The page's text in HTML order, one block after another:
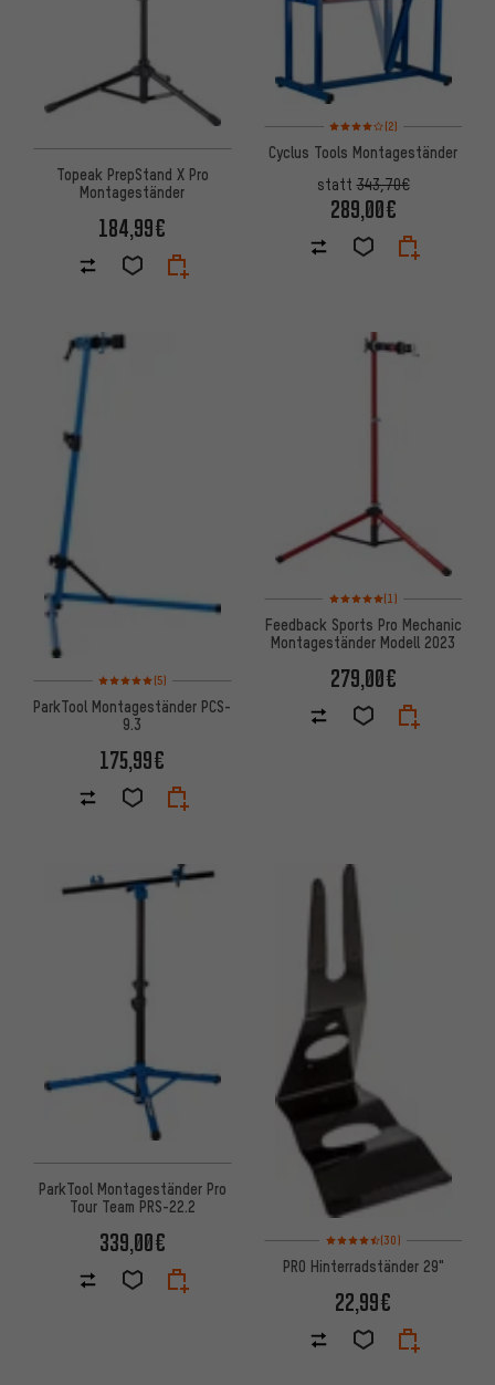
Topeak PrepStand X Pro
Montageständer
184,99€
Bewertungen: 4 von 5
(2)
Cyclus Tools Montageständer
statt343,70€
289,00€
Bewertungen: 5 von 5 basierend auf 5 Bewertungen
(5)
ParkTool Montageständer PCS-
9.3
175,99€
Bewertungen: 5 von 5
(1)
Feedback Sports Pro Mechanic
Montageständer Modell 2023
279,00€
ParkTool Montageständer Pro
Tour Team PRS-22.2
339,00€ Bewertungen: 4,5 von 5
(30)
PRO Hinterradständer 29"
22,99€